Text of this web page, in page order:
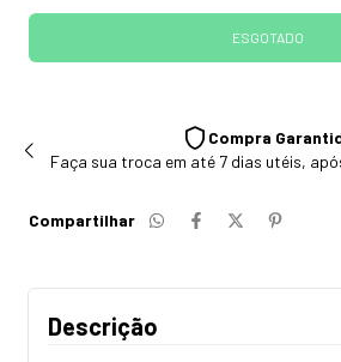
Compra
Faça sua troca em até 7 dias utéis,
Compartilhar
Descrição